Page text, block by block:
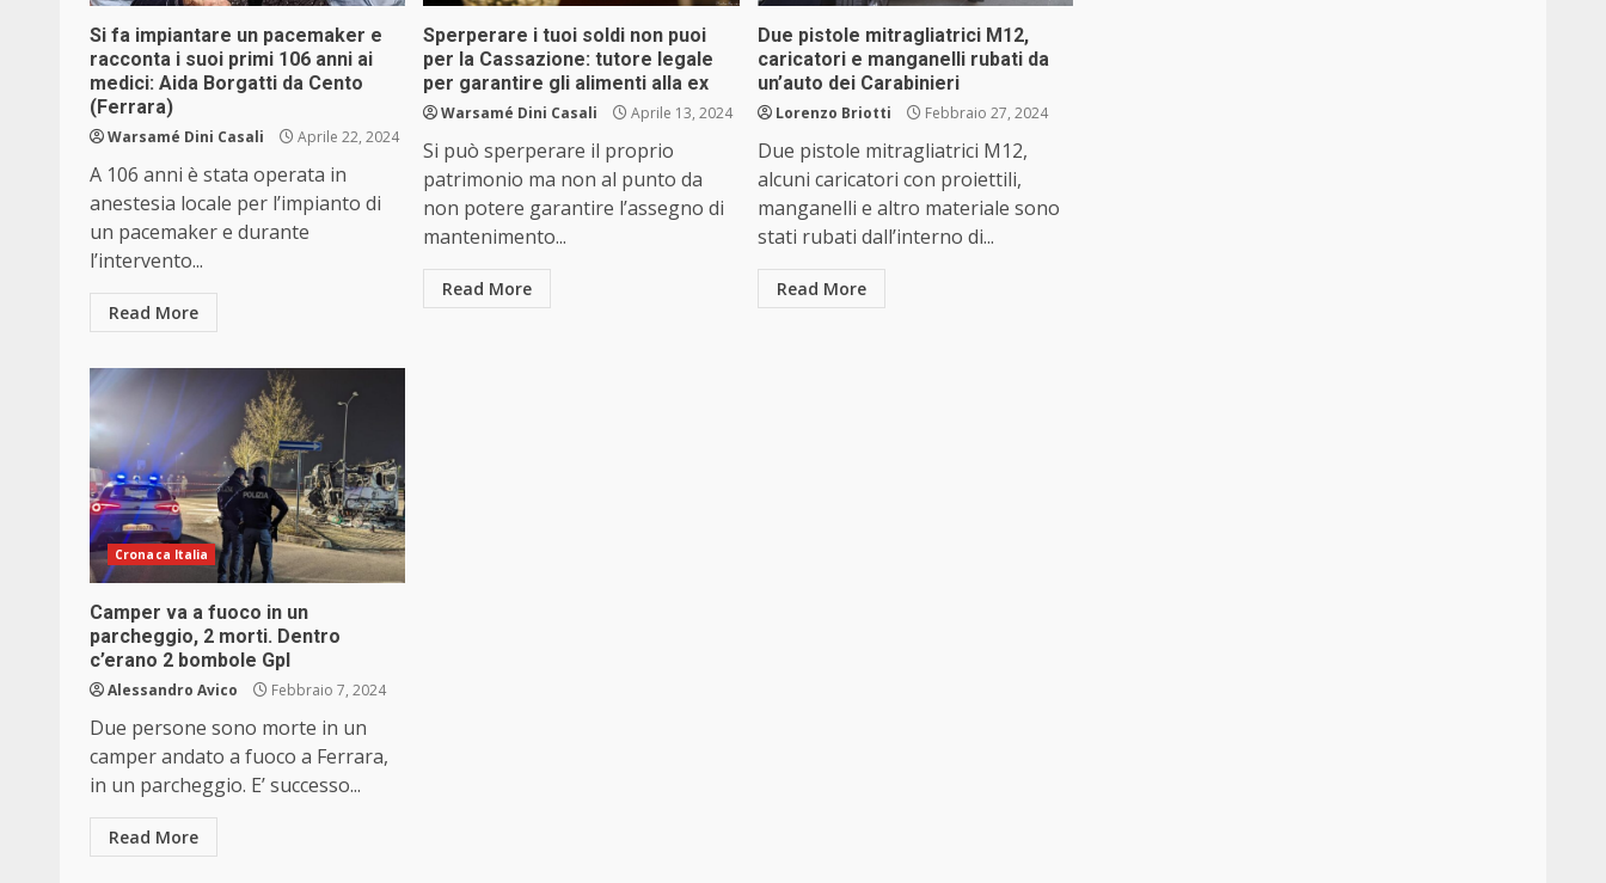
Si fa impiantare un pacemaker e
racconta i suoi primi 106 anni ai
medici: Aida Borgatti da Cento
(Ferrara)
Warsamé Dini Casali Aprile 22, 2024
A 106 anni è stata operata in
anestesia locale per l’impianto di
un pacemaker e durante
l’intervento...
Read More
Sperperare i tuoi soldi non puoi
per la Cassazione: tutore legale
per garantire gli alimenti alla ex
Warsamé Dini Casali Aprile 13, 2024
Si può sperperare il proprio
patrimonio ma non al punto da
non potere garantire l’assegno di
mantenimento...
Read More
Due pistole mitragliatrici M12,
caricatori e manganelli rubati da
un’auto dei Carabinieri
Lorenzo Briotti Febbraio 27, 2024
Due pistole mitragliatrici M12,
alcuni caricatori con proiettili,
manganelli e altro materiale sono
stati rubati dall’interno di...
Read More
Cronaca Italia
Camper va a fuoco in un
parcheggio, 2 morti. Dentro
c’erano 2 bombole Gpl
Alessandro Avico Febbraio 7, 2024
Due persone sono morte in un
camper andato a fuoco a Ferrara,
in un parcheggio. E’ successo...
Read More